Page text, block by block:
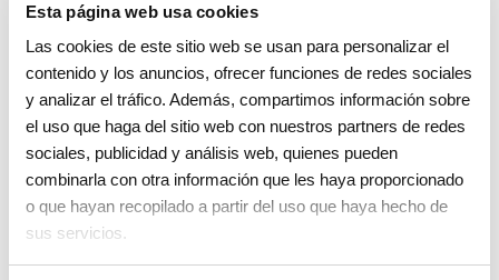
Esta página web usa cookies
Las cookies de este sitio web se usan para personalizar el
contenido y los anuncios, ofrecer funciones de redes sociales
y analizar el tráfico. Además, compartimos información sobre
el uso que haga del sitio web con nuestros partners de redes
sociales, publicidad y análisis web, quienes pueden
combinarla con otra información que les haya proporcionado
o que hayan recopilado a partir del uso que haya hecho de
sus servicios.
Este tipo de restauraciones a sustituido a
las coronas o fundas que es lo que se
colocaba sobre los dientes antes ,pero para
poder colocarlas había que realizar un
desgaste mucho más amplio y agresivo
sobre los dientes, por eso cada vez las
utilizamos menos, sólo en casos muy